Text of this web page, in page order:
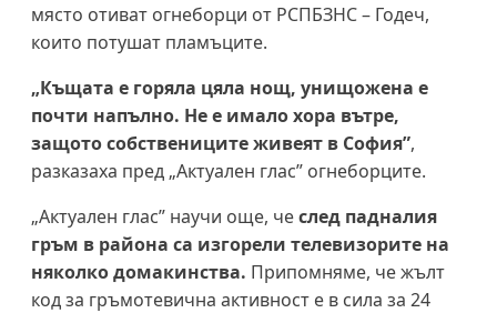
място отиват огнеборци от РСПБЗНС – Годеч,
които потушат пламъците.
„Къщата е горяла цяла нощ, унищожена е
почти напълно. Не е имало хора вътре,
защото собствениците живеят в София”,
разказаха пред „Актуален глас” огнеборците.
„Актуален глас” научи още, чеслед падналия
гръм в района са изгорели телевизорите на
няколко домакинства. Припомняме, че жълт
код за гръмотевична активност е в сила за 24